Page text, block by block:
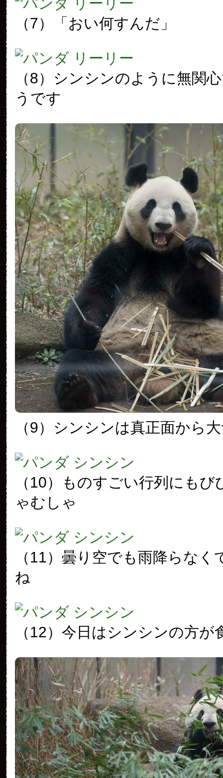
（7）「おい何すんだ」
（8）シンシンのように無関
うです
（9）シンシンは真正面から
（10）ものすごい行列にもび
ゃむしゃ
（11）曇り空でも雨降らなく
ね
（12）今日はシンシンの方が